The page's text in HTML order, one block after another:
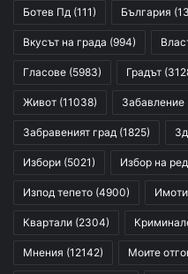
Ботев Пд (111) България
Вкусът на града (994)
Гласове (5983) Градът
Живот (11038) Забавление
Забравеният град (1825)
Избори (5021) Избор на
Изпод тепето (4900)
Квартали (2304)
Мнения (12142) Моите